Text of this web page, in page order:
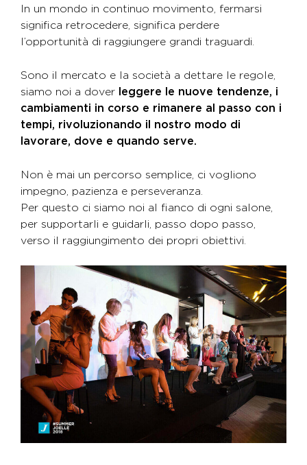
In un mondo in continuo movimento, fermarsi
significa retrocedere, significa perdere
l’opportunità di raggiungere grandi traguardi.
Sono il mercato e la società a dettare le regole,
siamo noi a dover leggere le nuove tendenze, i
cambiamenti in corso e rimanere al passo con i
tempi, rivoluzionando il nostro modo di
lavorare, dove e quando serve.
Non è mai un percorso semplice, ci vogliono
impegno, pazienza e perseveranza.
Per questo ci siamo noi al fianco di ogni salone,
per supportarli e guidarli, passo dopo passo,
verso il raggiungimento dei propri obiettivi.